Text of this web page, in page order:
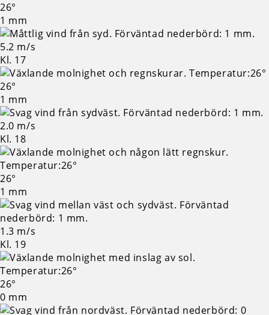
26°
1 mm
5.2 m/s
Kl. 17
26°
1 mm
2.0 m/s
Kl. 18
26°
1 mm
1.3 m/s
Kl. 19
26°
0 mm